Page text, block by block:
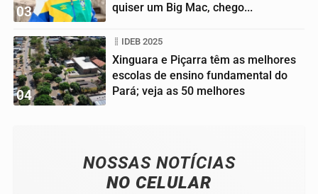
03
quiser um Big Mac, chego...
04
IDEB 2025
Xinguara e Piçarra têm as melhores
escolas de ensino fundamental do
Pará; veja as 50 melhores
NOSSAS NOTÍCIAS
NO CELULAR